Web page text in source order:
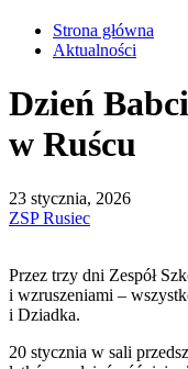
Strona główna
Aktualności
Dzień
w Ruścu
23 stycznia, 2026
ZSP Rusiec
Przez trzy dni Zespół
i wzruszeniami –
i Dziadka.
20 stycznia w sali